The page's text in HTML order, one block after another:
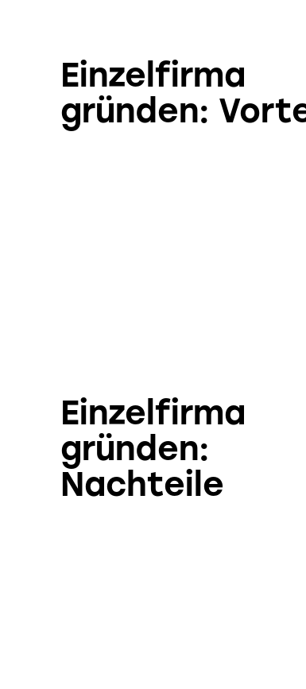
Einzelfirma
gründen:
Einzelfirma
gründen:
Nachteile